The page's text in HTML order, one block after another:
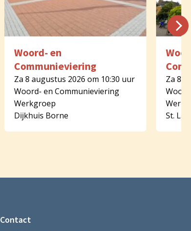
Woord- en
Communieviering
Za 8 augustus 2026 om 10:30 uur
Woord- en Communieviering
Werkgroep
Dijkhuis Borne
Za 8
St.
Contact